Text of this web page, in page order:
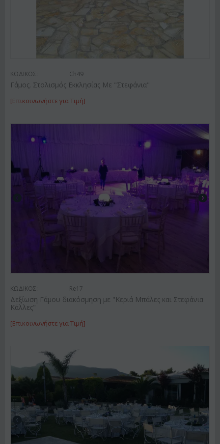
ΚΩΔΙΚΟΣ: Ch49
Γάμος. Στολισμός Εκκλησίας Με "Στεφάνια"
[Επικοινωνήστε για Τιμή]
ΚΩΔΙΚΟΣ: Re17
Δεξίωση Γάμου διακόσμηση με "Κεριά Μπάλες και Στεφάνια
Κάλλες"
[Επικοινωνήστε για Τιμή]